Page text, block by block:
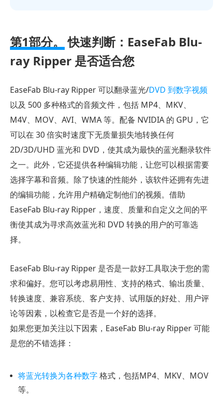
第1部分。
快速判断：EaseFab Blu-
ray Ripper 是否适合您
EaseFab Blu-ray Ripper 可以翻录蓝光/DVD 到数字视频
以及 500 多种格式的音频文件，包括 MP4、MKV、
M4V、MOV、AVI、WMA 等。配备 NVIDIA 的 GPU，它
可以在 30 倍实时速度下无质量损失地转换任何
2D/3D/UHD 蓝光和 DVD，使其成为最快的蓝光翻录软件
之一。此外，它还提供各种编辑功能，让您可以根据需要
选择字幕和音频。除了快速的性能外，该软件还拥有先进
的编辑功能，允许用户精确定制他们的视频。借助
EaseFab Blu-ray Ripper，速度、质量和自定义之间的平
衡使其成为寻求高效蓝光和 DVD 转换的用户的可靠选
择。
EaseFab Blu-ray Ripper 是否是一款好工具取决于您的需
求和偏好。您可以考虑易用性、支持的格式、输出质量、
转换速度、兼容系统、客户支持、试用版的好处、用户评
论等因素，以检查它是否是一个好的选择。
如果您更加关注以下因素，EaseFab Blu-ray Ripper 可能
是您的不错选择：
将蓝光转换为各种数字格式，包括MP4、MKV、MOV
等。